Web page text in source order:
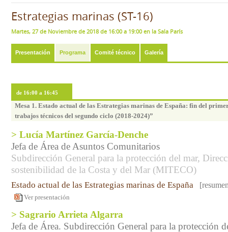
Estrategias marinas (ST-16)
Martes, 27 de Noviembre de 2018 de 16:00 a 19:00 en la Sala París
Presentación Programa Comité técnico Galería
de 16:00 a 16:45
Mesa 1. Estado actual de las Estrategias marinas de España: fin del
trabajos técnicos del segundo ciclo (2018-2024)”
> Lucía Martínez García-Denche
Jefa de Área de Asuntos Comunitarios
Subdirección General para la protección del mar,
sostenibilidad de la Costa y del Mar (MITECO)
Estado actual de las Estrategias marinas de España
Ver presentación
> Sagrario Arrieta Algarra
Jefa de Área. Subdirección General para la protección